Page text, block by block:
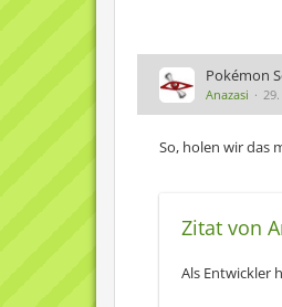
Pokémon
Anazasi
So, holen wir das
Zitat von
Als Entwickler